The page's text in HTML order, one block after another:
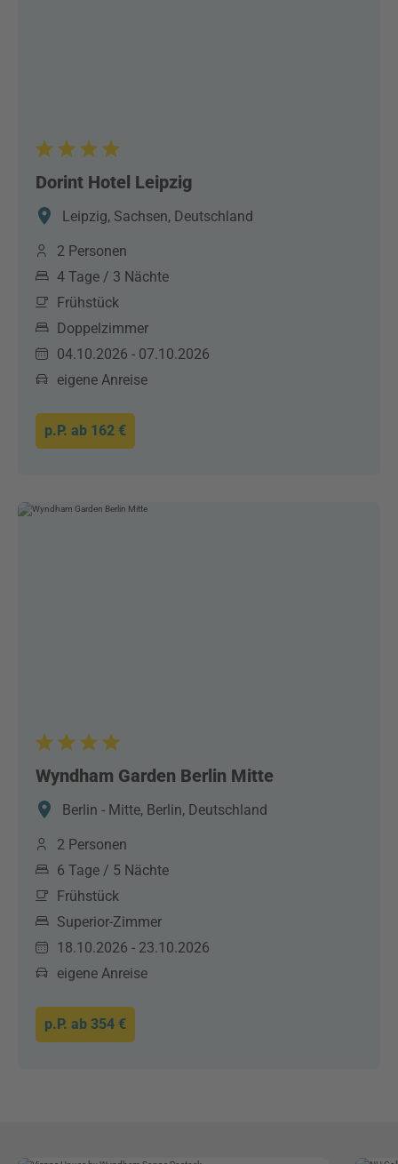
Dorint Hotel Leipzig
Leipzig, Sachsen, Deutschland
2 Personen
4 Tage / 3 Nächte
Frühstück
Doppelzimmer
04.10.2026 - 07.10.2026
eigene Anreise
p.P. ab 162 €
Wyndham Garden Berlin Mitte
Berlin - Mitte, Berlin, Deutschland
2 Personen
6 Tage / 5 Nächte
Frühstück
Superior-Zimmer
18.10.2026 - 23.10.2026
eigene Anreise
p.P. ab 354 €